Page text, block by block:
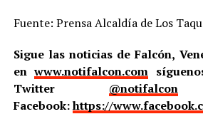
Fuente: Prensa Alcaldía de Los
Sigue las noticias de Falcón,
enwww.notifalcon.com
Twitter @notifalcon
Facebook:https://